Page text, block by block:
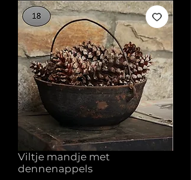
Viltje mandje met
dennenappels